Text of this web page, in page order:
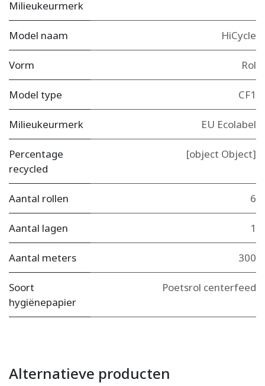
Milieukeurmerk
Model naam HiCycle
Vorm Rol
Model type CF1
Milieukeurmerk EU Ecolabel
Percentage
recycled
[object Object]
Aantal rollen 6
Aantal lagen 1
Aantal meters 300
Soort
hygiënepapier
Poetsrol centerfeed
Alternatieve producten